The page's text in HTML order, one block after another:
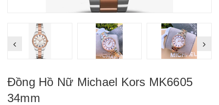
Đồng Hồ Nữ Michael Kors MK6605
34mm